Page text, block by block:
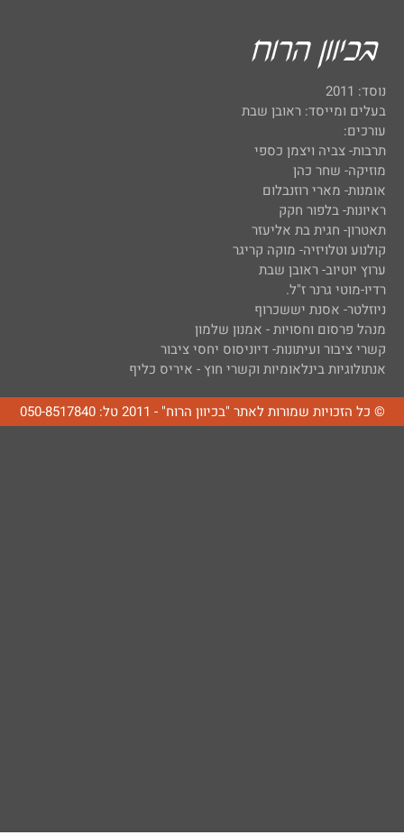
נוסד: 2011
בעלים ומייסד: ראובן שבת
עורכים:
תרבות- צביה ויצמן כספי
מוזיקה- שחר כהן
אומנות- מארי רוזנבלום
ראיונות- בלפור חקק
תאטרון- חגית בת אליעזר
קולנוע וטלויזיה- מוקה קריגר
ערוץ יוטיוב- ראובן שבת
רדיו-מוטי גרנר ז"ל.
ניוזלטר- אסנת יששכרוף
מנהל פרסום וחסויות - אמנון שלמון
קשרי ציבור ועיתונות- דיוניסוס יחסי ציבור
אנתולוגיות בינלאומיות וקשרי חוץ - איריס כליף
© כל הזכויות שמורות לאתר "בכיוון הרוח" - 2011 טל: 050-8517840